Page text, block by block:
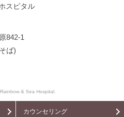
スピタル
842-1
ば)
& Sea Hospital.
カウンセリング